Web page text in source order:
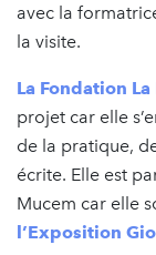
avec la
la visite.
La Fondation La
projet car elle
de la pratique,
écrite. Elle est
Mucem car elle
l’Exposition